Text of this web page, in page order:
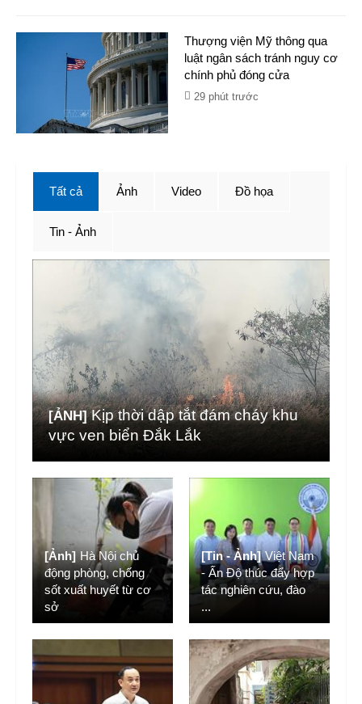
Thượng viện Mỹ thông qua
luật ngân sách tránh nguy cơ
chính phủ đóng cửa
29 phút trước
Tất cả
[ẢNH] Kịp thời dập tắt đám cháy khu
vực ven biển Đắk Lắk
[Ảnh] Hà Nội chủ
động phòng, chống
sốt xuất huyết từ cơ
sở
[Tin - Ảnh] Việt Nam
- Ấn Độ thúc đẩy hợp
tác nghiên cứu, đào
...
Ảnh Video Đồ họa
Tin - Ảnh